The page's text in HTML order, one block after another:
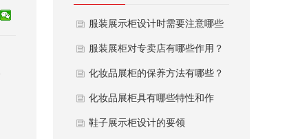
服装展示柜设计时需要注意哪些
问题
服装展柜对专卖店有哪些作用？
化妆品展柜的保养方法有哪些？
化妆品展柜具有哪些特性和作
用？
鞋子展示柜设计的要领